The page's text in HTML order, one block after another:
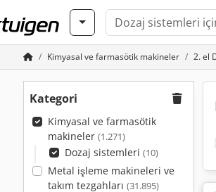
Kimyasal ve farmasötik makineler 2. el
Kategori
Kimyasal ve farmasötik
makineler (1.271)
Dozaj sistemleri (10)
Metal işleme makineleri ve
takım tezgahları (31.895)